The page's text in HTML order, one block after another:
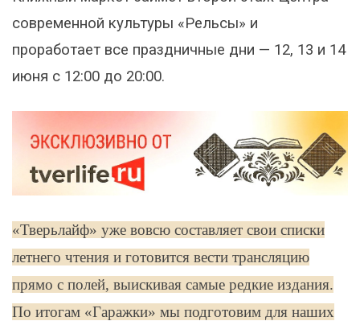
современной культуры «Рельсы» и
проработает все праздничные дни — 12, 13 и 14
июня с 12:00 до 20:00.
«Тверьлайф» уже вовсю составляет свои списки
летнего чтения и готовится вести трансляцию
прямо с полей, выискивая самые редкие издания.
По итогам «Гаражки» мы подготовим для наших